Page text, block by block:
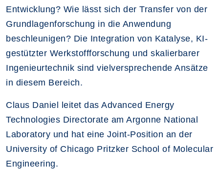
Entwicklung? Wie lässt sich der Transfer von der
Grundlagenforschung in die Anwendung
beschleunigen? Die Integration von Katalyse, KI-
gestützter Werkstoffforschung und skalierbarer
Ingenieurtechnik sind vielversprechende Ansätze
in diesem Bereich.
Claus Daniel leitet das Advanced Energy
Technologies Directorate am Argonne National
Laboratory und hat eine Joint-Position an der
University of Chicago Pritzker School of Molecular
Engineering.